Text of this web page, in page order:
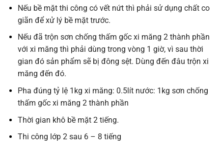
Nếu bề mặt thi công có vết nứt thì phải sử dụng chất co
giãn để xử lý bề mặt trước.
Nếu đã trộn sơn chống thấm gốc xi măng 2 thành phần
với xi măng thì phải dùng trong vòng 1 giờ, vì sau thời
gian đó sản phẩm sẽ bị đông sệt. Dùng đến đâu trộn xi
măng đến đó.
Pha đúng tỷ lệ 1kg xi măng: 0.5lít nước: 1kg sơn chống
thấm gốc xi măng 2 thành phần
Thời gian khô bề mặt 2 tiếng.
Thi công lớp 2 sau 6 – 8 tiếng